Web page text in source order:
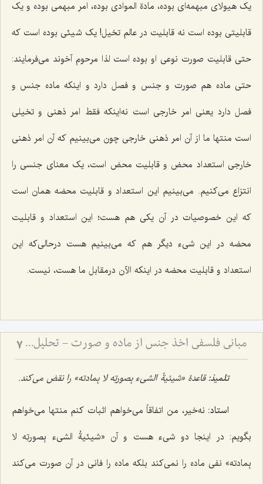
یک هیولاى مبهمه‌ای بوده، مادة الموادی بوده، امر مبهمى بوده و یک
قابلیتى بوده است نه قابلیت در عالم تخیل! یک شیئى بوده است که
حتى قابلیت صورت نوعى او بوده است لذا مرحوم آخوند مى‌فرمایند:
حتى ماده هم صورت و جنس و فصل دارد و اینکه ماده جنس و
فصل دارد یعنى امر خارجى است نه‌اینکه فقط امر ذهنى و تخیلى
است منتها ما از آن امر ذهنى خارجى چون مى‌بینیم که آن امر ذهنى
خارجى استعداد محض و قابلیت محض است، یک معناى جنسى را
انتزاع مى‌کنیم. می‌بینیم این استعداد و قابلیت محضه همان است
که این خصوصیات در آن یکى هم هست؛ این استعداد و قابلیت
محضه در این شی‌ء دیگر هم که می‌بینیم هست درحالی‌که این
استعداد و قابلیت محضه در اینکه الآن درمقابل ما هست، نیست.
مبانی فلسفی اخذ جنس از ماده و صورت - تحلیل دیدگاه حکمت مشاء و نقد آن در انتزاع مفاهیم 7
تلمیذ:قاعدۀ «شیئیةُ الشیء بِصورتِه لا بِمادته» را نقض می‌کند.
استاد: نه‌خیر، من اتفاقاً مى‌خواهم اثبات کنم منتها مى‌خواهم
بگویم: در اینجا دو شىء هست و آن «شیئیةُ الشىء بِصورتِه لا
بِمادته» نفى ماده را نمى‌کند بلکه ماده را فانى در آن صورت مى‌کند